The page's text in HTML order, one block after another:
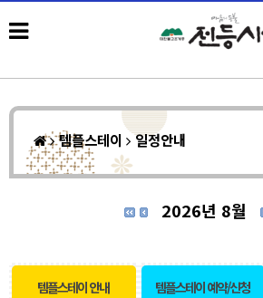
템플스테이 일정안내
2026년 8월
템플스테이 안내 템플스테이 예약/신청